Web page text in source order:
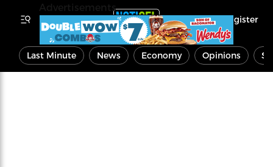
Register
Last Minute News Economy Opinions
Advertisements